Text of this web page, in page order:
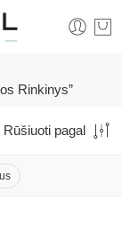
Rinkinys”
Rūšiuoti pagal